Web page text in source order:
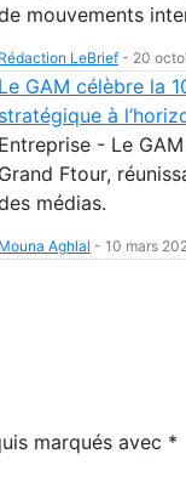
mouvements
Rédaction LeBrief- 20
Le GAM célèbre la
stratégique à
Entreprise - Le
Grand Ftour,
médias.
Mouna Aghlal - 10 mars
marqués avec *